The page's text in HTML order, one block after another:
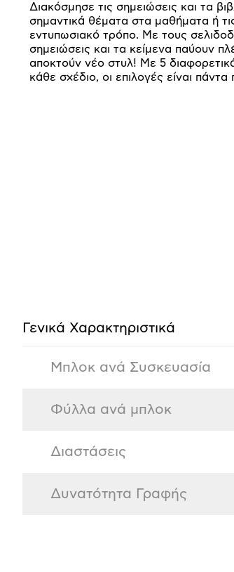
Διακόσμησε τις σημειώσεις και τα
σημαντικά θέματα στα μαθήματα ή
εντυπωσιακό τρόπο. Με τους
σημειώσεις και τα κείμενα παύουν
αποκτούν νέο στυλ! Με 5
κάθε σχέδιο, οι επιλογές είναι πάντα
Γενικά Χαρακτηριστικά
Μπλοκ ανά Συσκευασία
Φύλλα ανά μπλοκ
Διαστάσεις
Δυνατότητα Γραφής